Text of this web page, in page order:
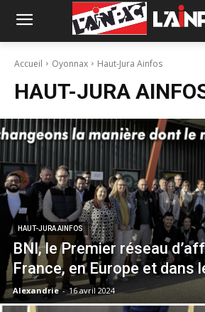
Accueil Oyonnax Haut-Jura Ainfos
HAUT-JURA
HAUT-JURA AINFOS
BNI, le Premier réseau
France, en Europe et dans
Alexandrie - 16 avril 2024